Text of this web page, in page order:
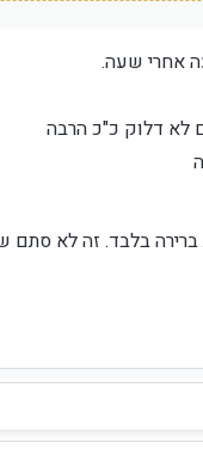
אחרי שעה.
לא דלוק כ"כ הרבה
בלבד. זה לא